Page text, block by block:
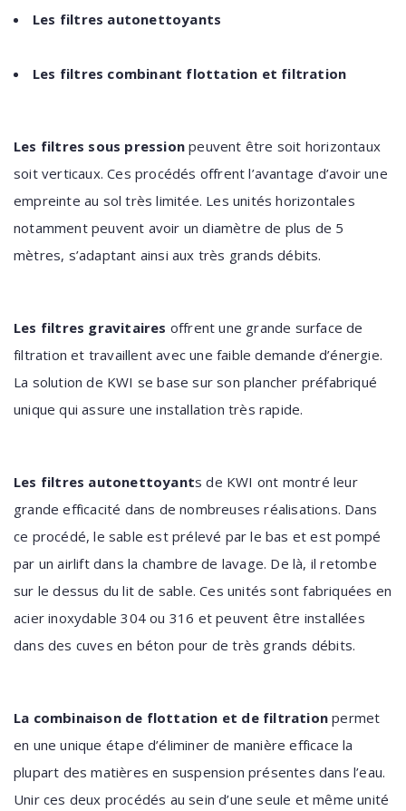
Les filtres autonettoyants
Les filtres combinant flottation et filtration
Les filtres sous pression peuvent être soit horizontaux
soit verticaux. Ces procédés offrent l’avantage d’avoir une
empreinte au sol très limitée. Les unités horizontales
notamment peuvent avoir un diamètre de plus de 5
mètres, s’adaptant ainsi aux très grands débits.
Les filtres gravitaires offrent une grande surface de
filtration et travaillent avec une faible demande d’énergie.
La solution de KWI se base sur son plancher préfabriqué
unique qui assure une installation très rapide.
Les filtres autonettoyants de KWI ont montré leur
grande efficacité dans de nombreuses réalisations. Dans
ce procédé, le sable est prélevé par le bas et est pompé
par un airlift dans la chambre de lavage. De là, il retombe
sur le dessus du lit de sable. Ces unités sont fabriquées en
acier inoxydable 304 ou 316 et peuvent être installées
dans des cuves en béton pour de très grands débits.
La combinaison de flottation et de filtration permet
en une unique étape d’éliminer de manière efficace la
plupart des matières en suspension présentes dans l’eau.
Unir ces deux procédés au sein d’une seule et même unité